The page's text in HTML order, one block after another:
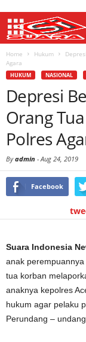
Home Hukum
Agara
HUKUM NASIONAL
Depresi
Orang
Polres
Byadmin - Aug 24, 2019
Facebook
Suara Indonesia
anak
tua korban
anaknya kepolres
hukum agar pelaku
Perundang –